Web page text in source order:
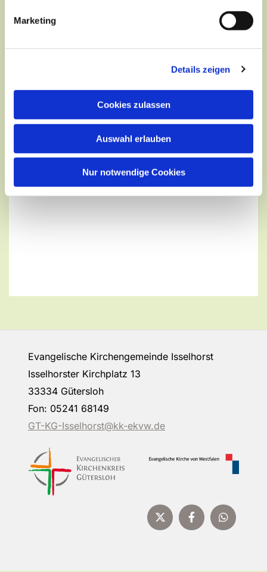
Marketing
Details zeigen
Cookies zulassen
Auswahl erlauben
Nur notwendige Cookies
Evangelische Kirchengemeinde Isselhorst
Isselhorster Kirchplatz 13
33334 Gütersloh
Fon: 05241 68149
GT-KG-Isselhorst@kk-ekvw.de